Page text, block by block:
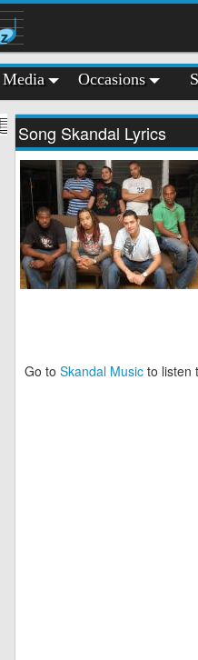
z
Media Occasions
Song Skandal Lyrics
Go to Skandal Music to listen